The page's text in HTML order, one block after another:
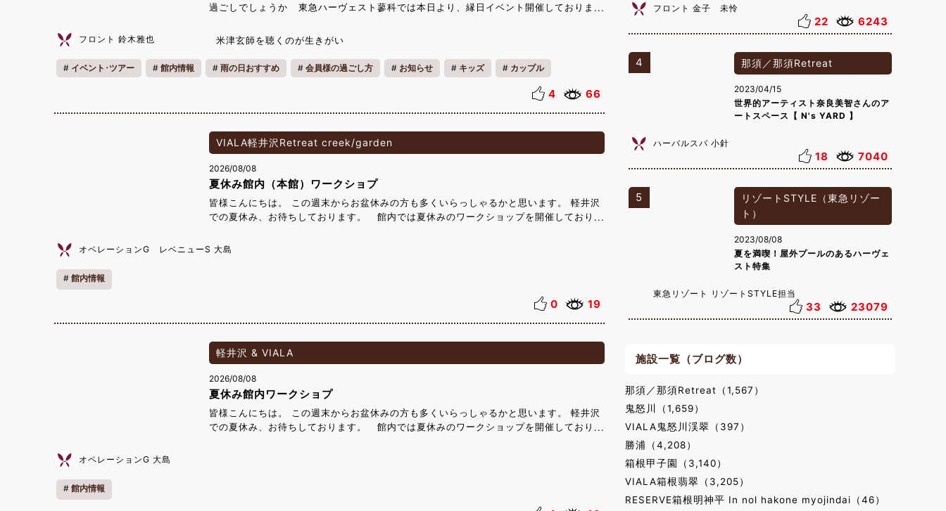
過ごしでしょうか 東急ハーヴェスト蓼科では本日より、縁日イベント開催しておりま
フロント 鈴木雅也 米津玄師を聴くのが生きがい
イベント･ツアー 館内情報 雨の日おすすめ 会員様の過ごし方 お知らせ キッズ カップル
4 66
VIALA軽井沢Retreat creek/garden
2026/08/08
夏休み館内（本館）ワークショプ
皆様こんにちは。 この週末からお盆休みの方も多くいらっしゃるかと思います。 軽井沢
での夏休み、お待ちしております。 館内では夏休みのワークショップを開催しておりま
8/14（金）～18（火）キャンドル体験 8/20（木）～23（日）木工クラフト体験
く学び、 そのナラ枯れで伐採されたコナラを使って、 木のおもちゃを作ります。ナラ枯
オペレーションG レベニューS 大島
館内情報
0 19
軽井沢 & VIALA
2026/08/08
夏休み館内ワークショプ
皆様こんにちは。 この週末からお盆休みの方も多くいらっしゃるかと思います。 軽井沢
での夏休み、お待ちしております。 館内では夏休みのワークショップを開催しておりま
オペレーションG 大島
館内情報
フロント 金子 未怜
22 6243
4 那須／那須Retreat
2023/04/15
世界的アーティスト奈良美智さんのア
ートスペース【 N's YARD 】
ハーバルスパ 小針
18 7040
5
リゾートSTYLE（東急リゾー
ト）
2023/08/08
夏を満喫！屋外プールのあるハーヴェ
スト特集
東急リゾート リゾートSTYLE担当
33 23079
施設一覧（ブログ数）
那須／那須Retreat（1,567）
鬼怒川（1,659）
VIALA鬼怒川渓翠（397）
勝浦（4,208）
箱根甲子園（3,140）
VIALA箱根翡翠（3,205）
RESERVE箱根明神平 In nol hakone myojindai（46）